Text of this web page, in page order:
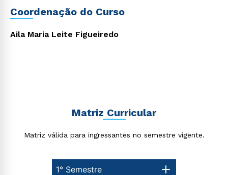
Coordenação do Curso
Aila Maria Leite Figueiredo
Matriz Curricular
Matriz válida para ingressantes no semestre vigente.
1° Semestre
Rápido e fácil
WhatsApp
ou
Estou de acordo com aPolítica de Privacidade.
autorizo que meus dados sejam utilizados para o